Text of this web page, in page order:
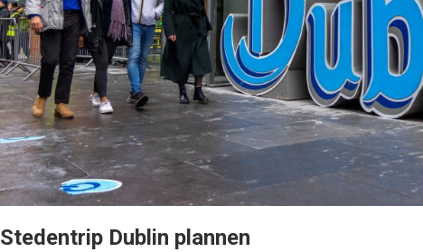
Stedentrip Dublin plannen